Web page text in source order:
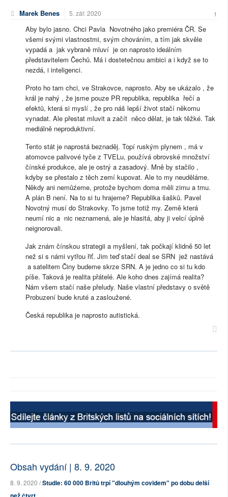
Marek Benes 5. zář. 2020 1
Aby bylo jasno. Chci Pavla Novotného jako premiéra ČR. Se
všemi svými vlastnostmi, svým chováním, a tím jak skvěle
vypadá a jak vybraně mluví je on naprosto ideálním
představitelem Čechů. Má i dostetečnou ambici a i když se to
nezdá, i inteligenci.
Proto ho tam chci, ve Strakovce, naprosto. Aby se ukázalo , že
král je nahý , že jsme pouze PR republika, republika řečí a
efektů, která si myslí , že pro náš lepší život stačí někomu
vynadat. Ale přestat mluvit a začít něco dělat, je tak těžké. Tak
mediálně neproduktivní.
Tento stát je naprostá beznaděj. Topí ruským plynem , má v
atomovce palivové tyče z TVELu, používá obrovské množství
čínské produkce, ale je ostrý a zasadový. Mně by stačilo ,
kdyby se přestalo z těch zemí kupovat. Ale to my neuděláme.
Někdy ani nemůźeme, protože bychom doma měli zimu a tmu.
A plán B není. Na to si tu hrajeme? Republika šašků. Pavel
Novotný musí do Strakovky. To jsme totiž my. Země která
neumí nic a nic neznamená, ale je hlasitá, aby ji velcí úplně
neignorovali.
Jak znám čínskou strategii a myšlení, tak počkají klidně 50 let
než si s námi vytřou řiť. Jim teď stačí deal se SRN jež nastává
a satelitem Činy budeme skrze SRN. A je jedno co si tu kdo
píše. Taková je realita přátelé. Ale koho dnes zajímá realita?
Nám všem stačí naše přeludy. Naše vlastní představy o světě
Probuzení bude kruté a zasloužené.
Česká republika je naprosto autistická.
Obsah vydání | 8. 9. 2020
8. 9. 2020 /Studie: 60 000 Britů trpí "dlouhým covidem" po dobu delší